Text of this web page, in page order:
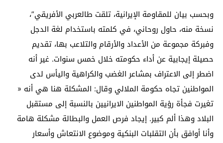
وبحسب بيان للمقاومة الإيرانية، تلقت طالعربي الأفريقي”،
نسخة منه، حاول روحاني، في كلمته باستخدام لغة الدجل
وفبركة مجموعة من الأعداد والأرقام والتلاعب بها، تقديم
حصيلة إيجابية عن أداء حكومته خلال خمس سنوات. غير أنه
اضطر إلى الاعتراف بمشاعر الغضب والكراهية واليأس لدى
المواطنين تجاه حكومة الملالي وقال: المشكلة هنا هي أنه «
تغيرت فجأة رؤیة المواطنین الایرانیین بالنسبة إلی مستقبل
البلاد وهذا ألم کبیر. إیجاد فرص العمل والبطالة مشکلة هامة
وأنا أوافق بأن التقلبات البنکیة وموضوع الانتعاش وأسعار